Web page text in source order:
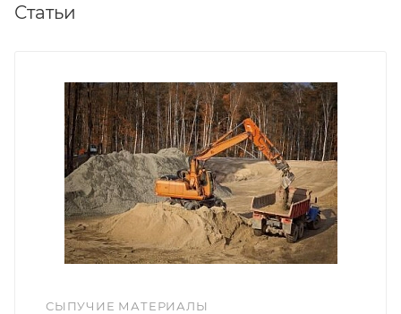
Статьи
СЫПУЧИЕ МАТЕРИАЛЫ